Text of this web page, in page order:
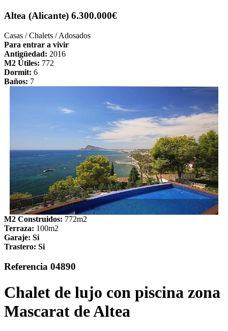
Altea (Alicante) 6.300.000€
Casas / Chalets / Adosados
Para entrar a vivir
Antigüedad: 2016
M2 Útiles: 772
Dormit: 6
Baños: 7
M2 Construidos: 772m2
Terraza: 100m2
Garaje: Si
Trastero: Si
Referencia 04890
Chalet de lujo con piscina zona
Mascarat de Altea